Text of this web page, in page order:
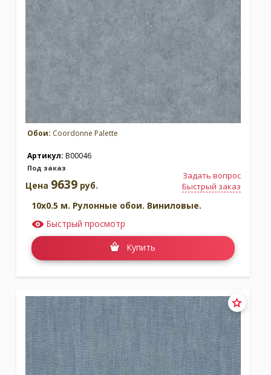
Обои: Coordonne Palette
Артикул: B00046
Под заказ
Задать вопрос
Быстрый заказ
Цена 9639 руб.
10x0.5 м. Рулонные обои. Виниловые.
Быстрый просмотр
Купить